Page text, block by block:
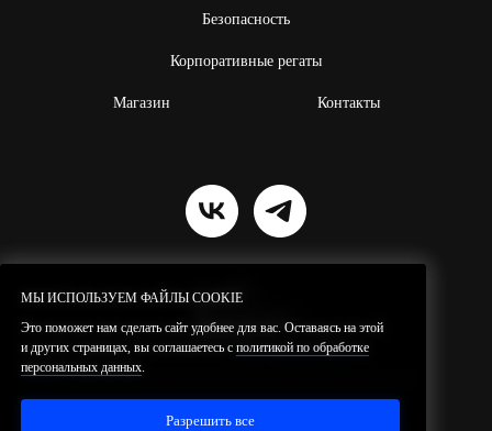
МЫ ИСПОЛЬЗУЕМ ФАЙЛЫ COOKIE
Это поможет нам сделать сайт удобнее для вас. Оставаясь на этой
и других страницах, вы соглашаетесь с политикой по обработке
персональных данных.
Разрешить все
Безопасность
Корпоративные регаты
Магазин Контакты
Резидент проекта ИНТЦ
© 2026 SilaVetra. Все права защищены.
МЫ ИСПОЛЬЗУЕМ ФАЙЛЫ COOKIE
Это поможет нам сделать сайт удобнее для вас. Оставаясь на этой
и других страницах, вы соглашаетесь с политикой по обработке
персональных данных.
Разрешить все